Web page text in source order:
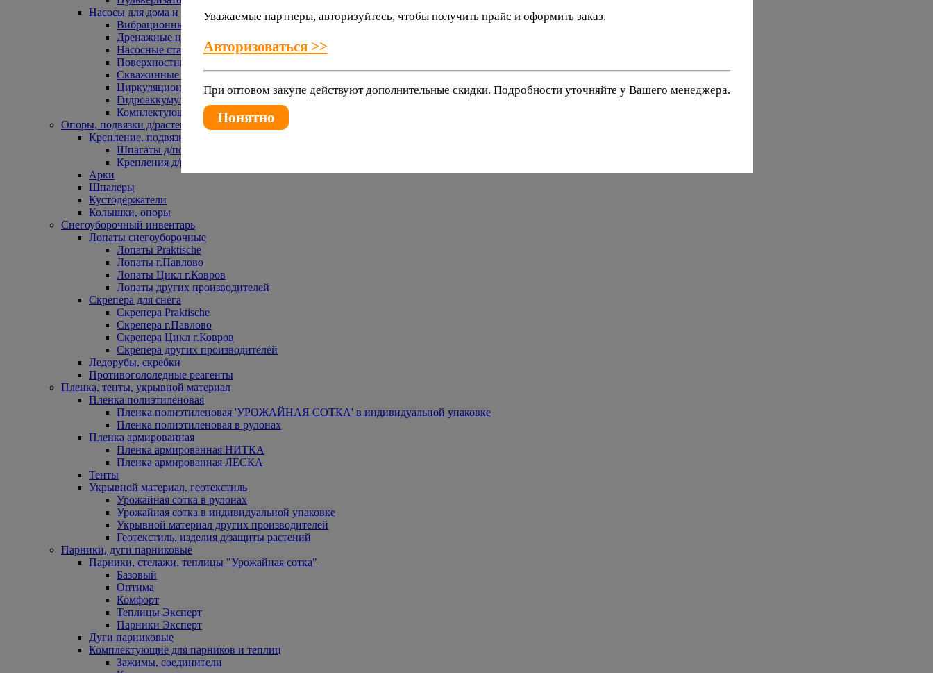
Насосы для дома и дачи
Вибрационные насосы
Дренажные насосы
Насосные станции
Поверхностные насосы
Скважинные насосы
Циркуляционные насосы
Гидроаккумуляторы и расширительные баки
Комплектующие к насосам
Опоры, подвязки д/растений
Крепление, подвязки д/растений
Шпагаты д/подвязки растений
Крепления д/растений
Арки
Шпалеры
Кустодержатели
Колышки, опоры
Снегоуборочный инвентарь
Лопаты снегоуборочные
Лопаты Praktische
Лопаты г.Павлово
Лопаты Цикл г.Ковров
Лопаты других производителей
Скрепера для снега
Скрепера Praktische
Скрепера г.Павлово
Скрепера Цикл г.Ковров
Скрепера других производителей
Ледорубы, скребки
Противогололедные реагенты
Пленка, тенты, укрывной материал
Пленка полиэтиленовая
Пленка полиэтиленовая 'УРОЖАЙНАЯ СОТКА' в индивидуальной упаковке
Пленка полиэтиленовая в рулонах
Пленка армированная
Пленка армированная НИТКА
Пленка армированная ЛЕСКА
Тенты
Укрывной материал, геотекстиль
Урожайная сотка в рулонах
Урожайная сотка в индивидуальной упаковке
Укрывной материал других производителей
Геотекстиль, изделия д/защиты растений
Парники, дуги парниковые
Парники, стелажи, теплицы "Урожайная сотка"
Базовый
Оптима
Комфорт
Теплицы Эксперт
Парники Эксперт
Дуги парниковые
Комплектующие для парников и теплиц
Зажимы, соединители
Уважаемые партнеры, авторизуйтесь, чтобы получить прайс и оформить заказ.
Авторизоваться >>
При оптовом закупе действуют дополнительные скидки. Подробности уточняйте у Вашего менеджера.
Понятно